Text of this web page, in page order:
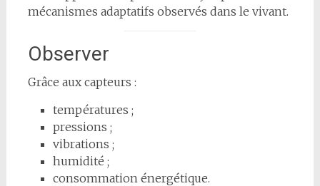
mécanismes adaptatifs observés dans le vivant.
Observer
Grâce aux capteurs :
températures ;
pressions ;
vibrations ;
humidité ;
consommation énergétique.